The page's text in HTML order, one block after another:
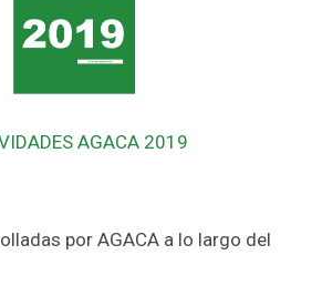
AGACA 2019
por AGACA a lo largo del